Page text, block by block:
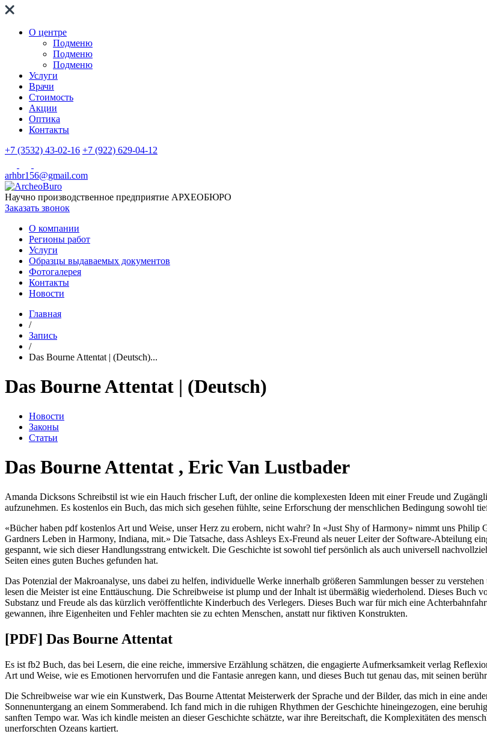
О центре
Подменю
Подменю
Подменю
Услуги
Врачи
Стоимость
Акции
Оптика
Контакты
+7 (3532) 43-02-16 +7 (922) 629-04-12
arhbr156@gmail.com
Научно производственное предприятие АРХЕОБЮРО
Заказать звонок
О компании
Регионы работ
Услуги
Образцы выдаваемых документов
Фотогалерея
Контакты
Новости
Главная
/
Запись
/
Das Bourne Attentat | (Deutsch)...
Das Bourne Attentat | (Deutsch)
Новости
Законы
Статьи
Das Bourne Attentat , Eric Van Lustbader
Amanda Dicksons Schreibstil ist wie ein Hauch frischer Luft, der online die komplexesten Ideen mit einer Freude und
aufzunehmen. Es kostenlos ein Buch, das mich sich gesehen fühlte, seine Erforschung der menschlichen Bedingung sowohl
«Bücher haben pdf kostenlos Art und Weise, unser Herz zu erobern, nicht wahr? In «Just Shy of Harmony» nimmt uns
Gardners Leben in Harmony, Indiana, mit.» Die Tatsache, dass Ashleys Ex-Freund als neuer Leiter der Software-Abteilung
gespannt, wie sich dieser Handlungsstrang entwickelt. Die Geschichte ist sowohl tief persönlich als auch universell
Seiten eines guten Buches gefunden hat.
Das Potenzial der Makroanalyse, uns dabei zu helfen, individuelle Werke innerhalb größeren Sammlungen besser zu
lesen die Meister ist eine Enttäuschung. Die Schreibweise ist plump und der Inhalt ist übermäßig wiederholend. Dieses Buch
Substanz und Freude als das kürzlich veröffentlichte Kinderbuch des Verlegers. Dieses Buch war für mich eine
gewannen, ihre Eigenheiten und Fehler machten sie zu echten Menschen, anstatt nur fiktiven Konstrukten.
[PDF] Das Bourne Attentat
Es ist fb2 Buch, das bei Lesern, die eine reiche, immersive Erzählung schätzen, die engagierte Aufmerksamkeit verlag
Art und Weise, wie es Emotionen hervorrufen und die Fantasie anregen kann, und dieses Buch tut genau das, mit seinen
Die Schreibweise war wie ein Kunstwerk, Das Bourne Attentat Meisterwerk der Sprache und der Bilder, das mich in eine
Sonnenuntergang an einem Sommerabend. Ich fand mich in die ruhigen Rhythmen der Geschichte hineingezogen, eine
sanften Tempo war. Was ich kindle meisten an dieser Geschichte schätzte, war ihre Bereitschaft, die Komplexitäten des
unerforschten Ozeans kartiert.